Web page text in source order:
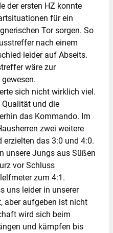
der ersten HZ konnte
für ein
Tor sorgen. So
nach einem
leider auf Abseits.
wäre zur
sich nicht wirklich viel.
Qualität und die
das Kommando. Im
zwei weitere
das 3:0 und 4:0.
unsere Jungs aus Süßen
vor Schluss
zum 4:1.
uns leider in unserer
aber aufgeben ist nicht
wird sich beim
und kämpfen bis